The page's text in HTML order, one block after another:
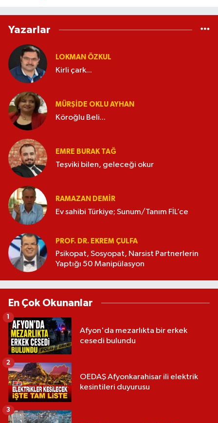
Yazarlar
LOKMAN ÖZKUL
Kirli çark...
MÜRŞIDE OKLU AYHAN
Köroğlu Beli...
EMRE BURAK TAĞ
Teşviki bilen, geleceği okur
RAMAZAN DEMİR
Ev sahibi Türkiye; Sunum/Tanım FİL’ce
PROF. DR. EKREM ÇULFA
Psikopat, Sosyopat, Narsist Partnerlerin
Yaptığı 50 Manipülasyon
En Çok Okunanlar
Afyon'da mezarlıkta bir erkek
cesedi bulundu
1
OEDAŞ Afyonkarahisar ili elektrik
kesintileri duyurusu
2
3